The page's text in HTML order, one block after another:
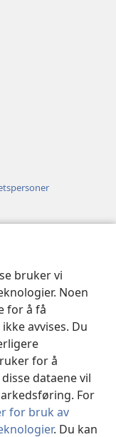
bruker vi
Noen
for å få
avvises. Du
for å
dataene vil
For
for bruk av
. Du kan